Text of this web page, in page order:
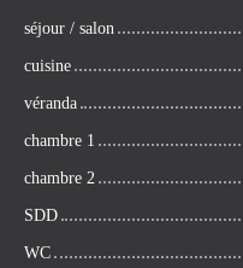
séjour / salon
cuisine
véranda
chambre 1
chambre 2
SDD
WC